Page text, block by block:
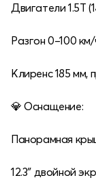
Двигатели 1.5T
Разгон 0–100
Клиренс 185 мм,
💎 Оснащение:
Панорамная
12.3″ двойной